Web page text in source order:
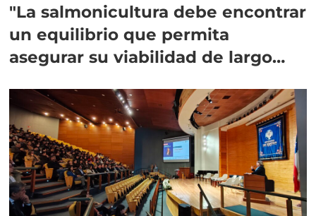
"La salmonicultura debe encontrar
un equilibrio que permita
asegurar su viabilidad de largo